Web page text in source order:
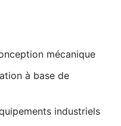
mécanique
à base de
industriels